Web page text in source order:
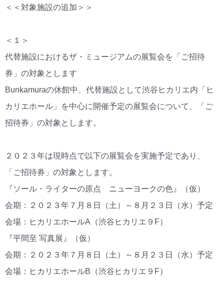
＜＜対象施設の追加＞＞
＜１＞
代替施設におけるザ・ミュージアムの展覧会を「ご招待
券」の対象とします
Bunkamuraの休館中、代替施設として渋谷ヒカリエ内「ヒ
カリエホール」を中心に開催予定の展覧会について、「ご
招待券」の対象とします。
２０２３年は現時点で以下の展覧会を実施予定であり、
「ご招待券」の対象とします。
『ソール・ライターの原点 ニューヨークの色』（仮）
会期：２０２３年７月８日（土）～８月２３日（水）予定
会場：ヒカリエホールA（渋谷ヒカリエ９F）
『平間至 写真展』（仮）
会期：２０２３年７月８日（土）～８月２３日（水）予定
会場：ヒカリエホールB（渋谷ヒカリエ９F）